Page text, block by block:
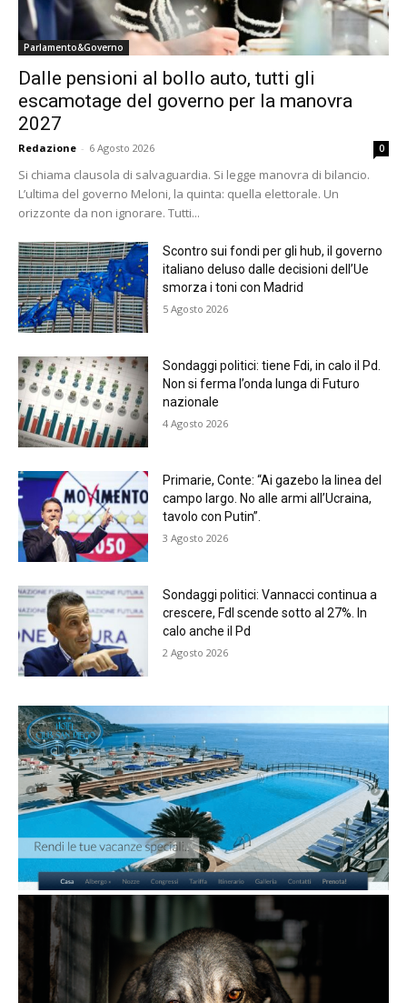
Parlamento&Governo
Dalle pensioni al bollo auto, tutti gli
escamotage del governo per la manovra
2027
Redazione - 6 Agosto 2026 0
Si chiama clausola di salvaguardia. Si legge manovra di bilancio.
L’ultima del governo Meloni, la quinta: quella elettorale. Un
orizzonte da non ignorare. Tutti...
Scontro sui fondi per gli hub, il governo
italiano deluso dalle decisioni dell’Ue
smorza i toni con Madrid
5 Agosto 2026
Sondaggi politici: tiene Fdi, in calo il Pd.
Non si ferma l’onda lunga di Futuro
nazionale
4 Agosto 2026
Primarie, Conte: “Ai gazebo la linea del
campo largo. No alle armi all’Ucraina,
tavolo con Putin”.
3 Agosto 2026
Sondaggi politici: Vannacci continua a
crescere, FdI scende sotto al 27%. In
calo anche il Pd
2 Agosto 2026